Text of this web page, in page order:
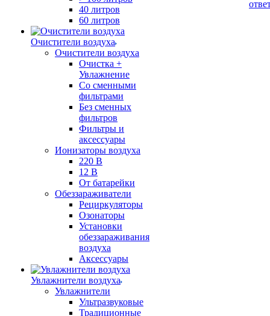
40 литров
60 литров
Очистители воздуха
Очистители воздуха
Очистка +
Увлажнение
Cо сменными
фильтрами
Без сменных
фильтров
Фильтры и
аксессуары
Ионизаторы воздуха
220 В
12 В
От батарейки
Обеззараживатели
Рециркуляторы
Озонаторы
Установки
обеззараживания
воздуха
Аксессуары
Увлажнители воздуха
Увлажнители
Ультразвуковые
Традиционные